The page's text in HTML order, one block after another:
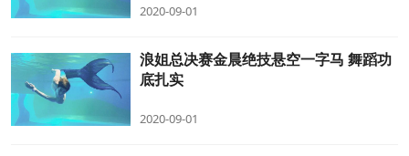
2020-09-01
浪姐总决赛金晨绝技悬空一字马 舞蹈功
底扎实
2020-09-01